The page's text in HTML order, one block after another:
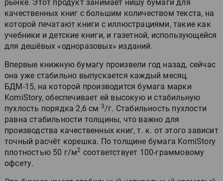
рынке. Этот продукт занимает нишу бумаги для
качественных книг с большим количеством текста, на
которой печатают книги с иллюстрациями, такие как
учебники и детские книги, и газетной, использующейся
для дешёвых «одноразовых» изданий.
Впервые книжную бумагу произвели год назад, сейчас
она уже стабильно выпускается каждый месяц.
БДМ-15, на которой производится бумага марки
KomiStory, обеспечивает ей высокую и стабильную
пухлость порядка 2,6 см 3/г. Стабильность пухлости
равна стабильности толщины, что важно для
производства качественных книг, т. к. от этого зависит
точный расчёт корешка. По толщине бумага KomiStory
плотностью 50 г/м2 соответствует 100-граммовому
офсету.